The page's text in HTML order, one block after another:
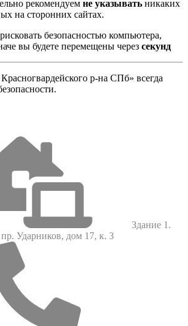
рекомендуем не указывать никаких
на сторонних сайтах.
безопасностью компьютера,
вы будете перемещены через секунд
р-на СПб» всегда
Здание 1.
Ударников, дом 17, к. 3